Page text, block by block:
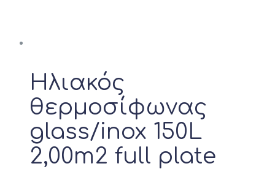
Ηλιακός
θερμοσίφωνας
glass/inox 150L
2,00m2 full plate